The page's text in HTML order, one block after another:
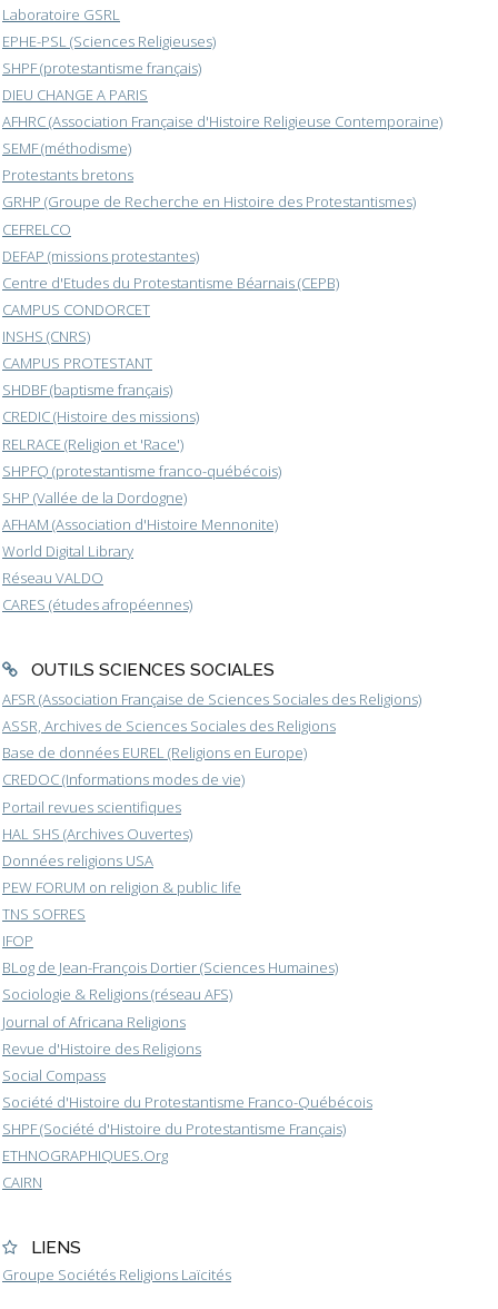
Laboratoire GSRL
EPHE-PSL (Sciences Religieuses)
SHPF (protestantisme français)
DIEU CHANGE A PARIS
AFHRC (Association Française d'Histoire Religieuse Contemporaine)
SEMF (méthodisme)
Protestants bretons
GRHP (Groupe de Recherche en Histoire des Protestantismes)
CEFRELCO
DEFAP (missions protestantes)
Centre d'Etudes du Protestantisme Béarnais (CEPB)
CAMPUS CONDORCET
INSHS (CNRS)
CAMPUS PROTESTANT
SHDBF (baptisme français)
CREDIC (Histoire des missions)
RELRACE (Religion et 'Race')
SHPFQ (protestantisme franco-québécois)
SHP (Vallée de la Dordogne)
AFHAM (Association d'Histoire Mennonite)
World Digital Library
Réseau VALDO
CARES (études afropéennes)
OUTILS SCIENCES SOCIALES
AFSR (Association Française de Sciences Sociales des Religions)
ASSR, Archives de Sciences Sociales des Religions
Base de données EUREL (Religions en Europe)
CREDOC (Informations modes de vie)
Portail revues scientifiques
HAL SHS (Archives Ouvertes)
Données religions USA
PEW FORUM on religion & public life
TNS SOFRES
IFOP
BLog de Jean-François Dortier (Sciences Humaines)
Sociologie & Religions (réseau AFS)
Journal of Africana Religions
Revue d'Histoire des Religions
Social Compass
Société d'Histoire du Protestantisme Franco-Québécois
SHPF (Société d'Histoire du Protestantisme Français)
ETHNOGRAPHIQUES.Org
CAIRN
LIENS
Groupe Sociétés Religions Laïcités